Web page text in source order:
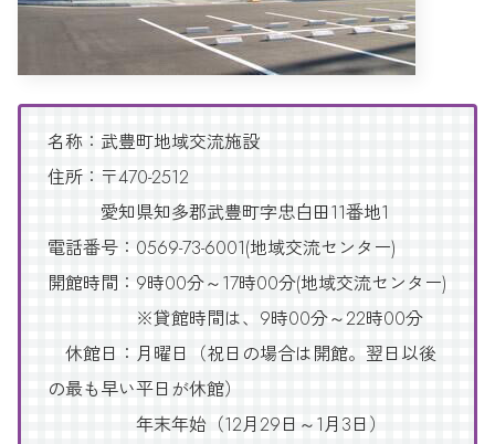
名称：武豊町地域交流施設
住所：〒470-2512
愛知県知多郡武豊町字忠白田11番地1
電話番号：0569-73-6001(地域交流センター)
開館時間：9時00分～17時00分(地域交流センター)
※貸館時間は、9時00分～22時00分
休館日：月曜日（祝日の場合は開館。翌日以後
の最も早い平日が休館）
年末年始（12月29日～1月3日）